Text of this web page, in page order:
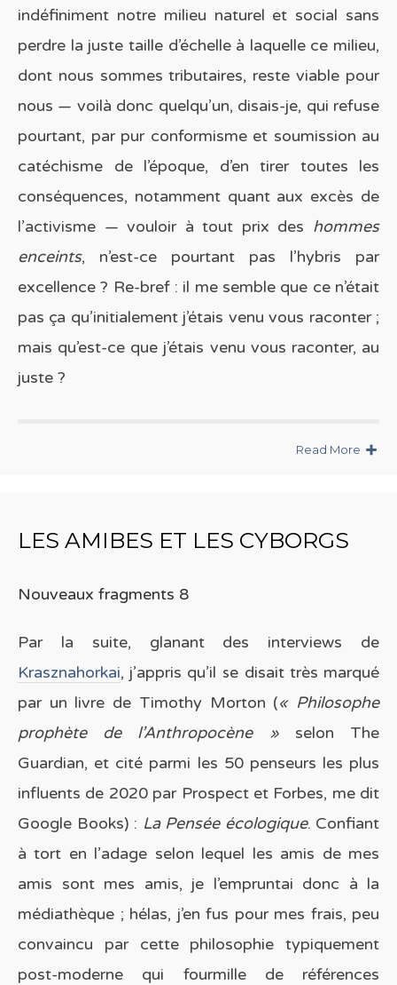
indéfiniment notre milieu naturel et social sans
perdre la juste taille d’échelle à laquelle ce milieu,
dont nous sommes tributaires, reste viable pour
nous — voilà donc quelqu’un, disais-je, qui refuse
pourtant, par pur conformisme et soumission au
catéchisme de l’époque, d’en tirer toutes les
conséquences, notamment quant aux excès de
l’activisme — vouloir à tout prix des hommes
enceints, n’est-ce pourtant pas l’hybris par
excellence ? Re-bref : il me semble que ce n’était
pas ça qu’initialement j’étais venu vous raconter ;
mais qu’est-ce que j’étais venu vous raconter, au
juste ?
Read More
LES AMIBES ET LES CYBORGS
Nouveaux fragments 8
Par la suite, glanant des interviews de
Krasznahorkai, j’appris qu’il se disait très marqué
par un livre de Timothy Morton (« Philosophe
prophète de l’Anthropocène »selon The
Guardian, et cité parmi les 50 penseurs les plus
influents de 2020 par Prospect et Forbes, me dit
Google Books) : La Pensée écologique. Confiant
à tort en l’adage selon lequel les amis de mes
amis sont mes amis, je l’empruntai donc à la
médiathèque ; hélas, j’en fus pour mes frais, peu
convaincu par cette philosophie typiquement
post-moderne qui fourmille de références